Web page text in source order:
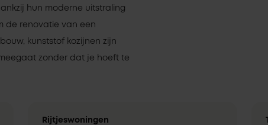
hun moderne uitstraling
de renovatie van een
kunststof kozijnen zijn
zonder dat je hoeft te
Rijtjeswoningen